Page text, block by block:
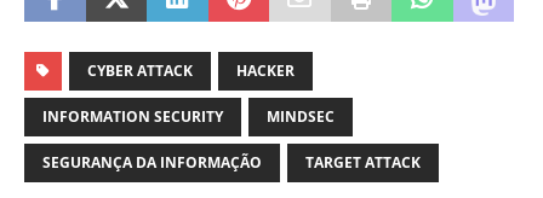
CYBER ATTACK HACKER
INFORMATION SECURITY MINDSEC
SEGURANÇA DA INFORMAÇÃO TARGET ATTACK